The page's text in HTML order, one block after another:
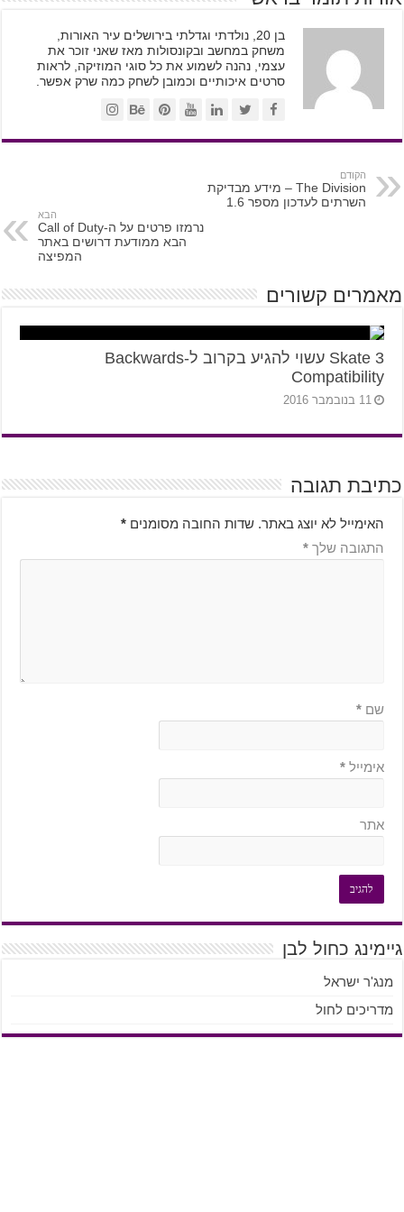
בן 20, נולדתי וגדלתי בירושלים עיר האורות,
משחק במחשב ובקונסולות מאז שאני זוכר את
עצמי, נהנה לשמוע את כל סוגי המוזיקה, לראות
סרטים איכותיים וכמובן לשחק כמה שרק אפשר.
הקודם
The Division – מידע מבדיקת
השרתים לעדכון מספר 1.6
הבא
נרמזו פרטים על ה-Call of Duty
הבא ממודעת דרושים באתר
המפיצה
מאמרים קשורים
Skate 3 עשוי להגיע בקרוב ל-Backwards
Compatibility
11 בנובמבר 2016
כתיבת תגובה
האימייל לא יוצג באתר. שדות החובה מסומנים *
התגובה שלך *
שם *
אימייל *
אתר
גיימינג כחול לבן
מנג'ר ישראל
מדריכים לחול